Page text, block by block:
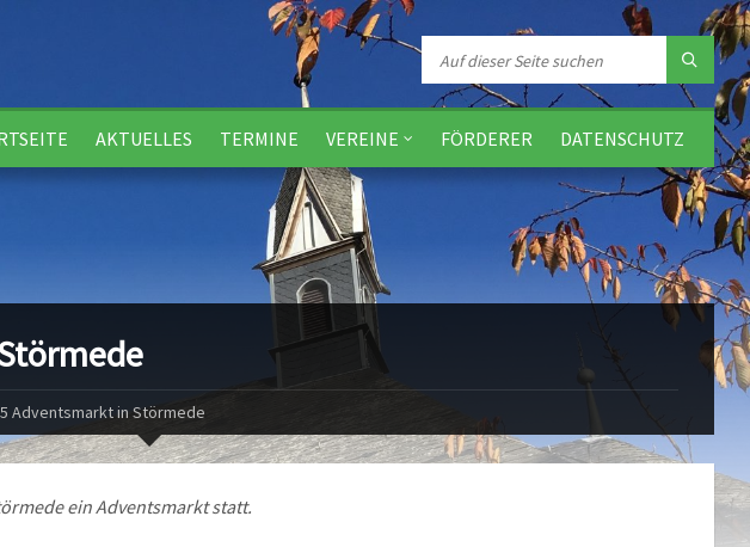
AKTUELLES TERMINE VEREINE FÖRDERER DATENSCHUTZ
Adventsmarkt in Störmede
ein Adventsmarkt statt.